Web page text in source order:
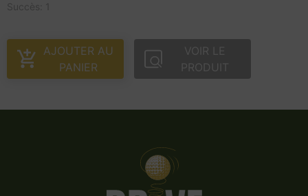
AJOUTER AU
PANIER
VOIR LE
PRODUIT